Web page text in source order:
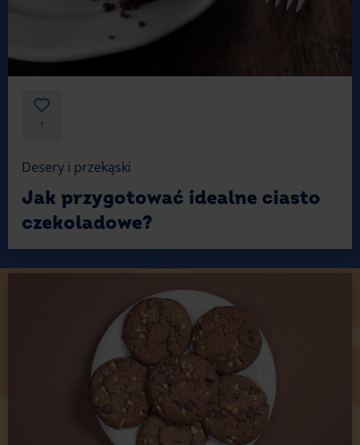
1
Desery i przekąski
Jak przygotować idealne ciasto
czekoladowe?